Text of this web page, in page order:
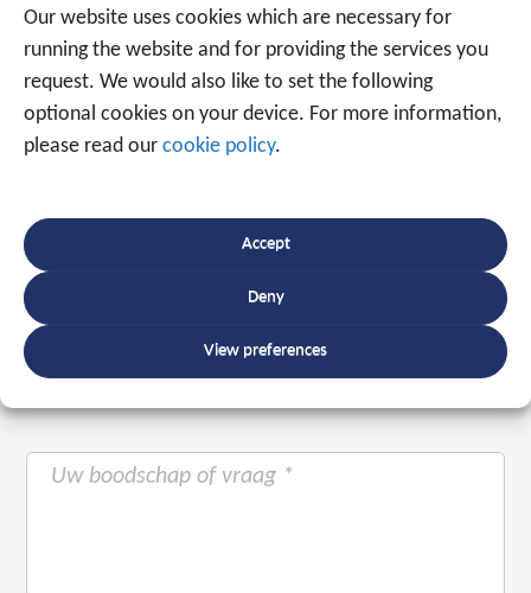
Our website uses cookies which are necessary for
running the website and for providing the services you
request. We would also like to set the following
optional cookies on your device. For more information,
please read our cookie policy.
Accept
Deny
View preferences
Spreek een expert
Of maak gebruik van onderstaand formulier.
Wij